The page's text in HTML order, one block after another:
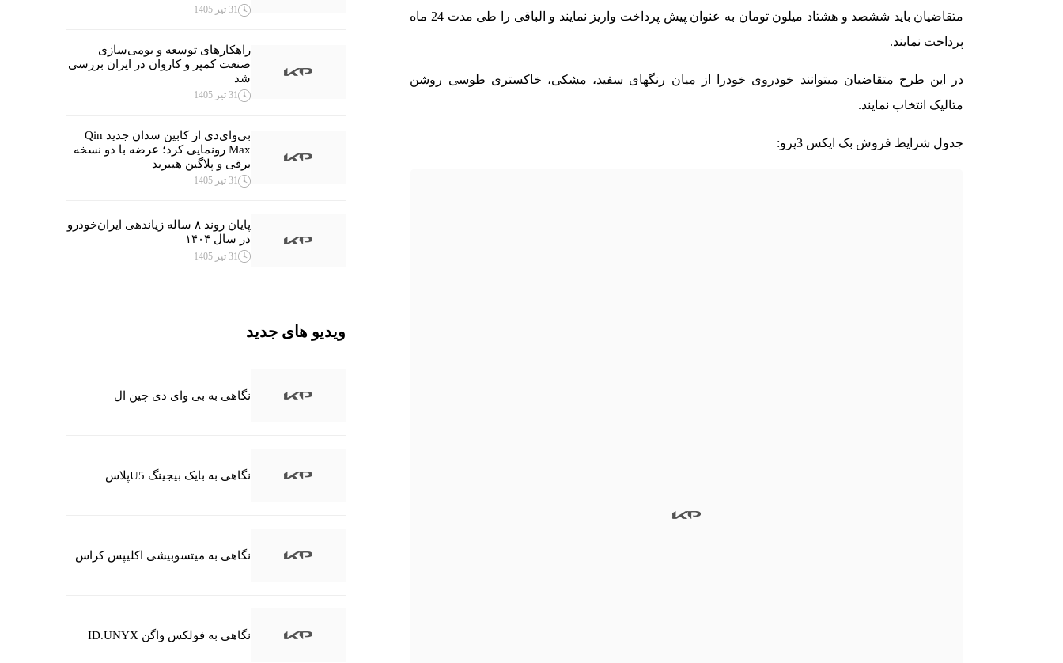
متقاضیان باید ششصد و هشتاد میلون تومان به عنوان پیش پرداخت واریز نمایند و الباقی را طی مدت 24 ماه
پرداخت نمایند.
در این طرح متقاضیان میتوانند خودروی خودرا از میان رنگهای سفید، مشکی، خاکستری طوسی روشن
متالیک انتخاب نمایند.
جدول شرایط فروش بک ایکس 3پرو:
31 تیر 1405
راهکارهای توسعه و بومی‌سازی
صنعت کمپر و کاروان در ایران بررسی
شد
31 تیر 1405
بی‌وای‌دی از کابین سدان جدید Qin
Max رونمایی کرد؛ عرضه با دو نسخه
برقی و پلاگین هیبرید
31 تیر 1405
پایان روند ۸ ساله زیاندهی ایران‌خودرو
در سال ۱۴۰۴
31 تیر 1405
ویدیو های جدید
نگاهی به بی وای دی چین ال
نگاهی به بایک بیجینگ U5پلاس
نگاهی به میتسوبیشی اکلیپس کراس
نگاهی به فولکس واگن ID.UNYX